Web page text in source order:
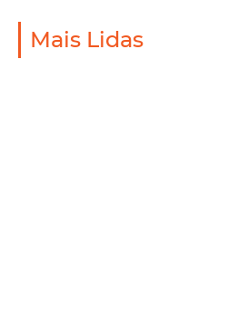
Mais Lidas